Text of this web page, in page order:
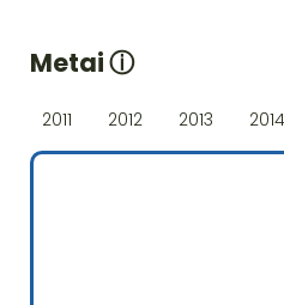
Metaiⓘ
2011 2012 2013 2014